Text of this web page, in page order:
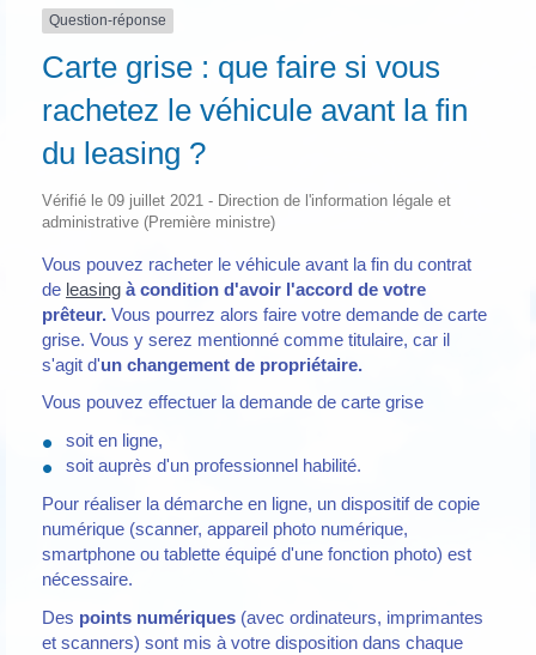
Question-réponse
Carte grise : que faire si vous
rachetez le véhicule avant la fin
du leasing ?
Vérifié le 09 juillet 2021 - Direction de l'information légale et
administrative (Première ministre)
Vous pouvez racheter le véhicule avant la fin du contrat
de leasing à condition d'avoir l'accord de votre
prêteur. Vous pourrez alors faire votre demande de carte
grise. Vous y serez mentionné comme titulaire, car il
s'agit d'un changement de propriétaire.
Vous pouvez effectuer la demande de carte grise
soit en ligne,
soit auprès d'un professionnel habilité.
Pour réaliser la démarche en ligne, un dispositif de copie
numérique (scanner, appareil photo numérique,
smartphone ou tablette équipé d'une fonction photo) est
nécessaire.
Des points numériques (avec ordinateurs, imprimantes
et scanners) sont mis à votre disposition dans chaque